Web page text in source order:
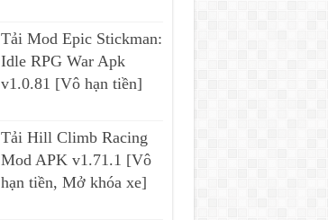
Tải Mod Epic Stickman:
Idle RPG War Apk
v1.0.81 [Vô hạn tiền]
Tải Hill Climb Racing
Mod APK v1.71.1 [Vô
hạn tiền, Mở khóa xe]